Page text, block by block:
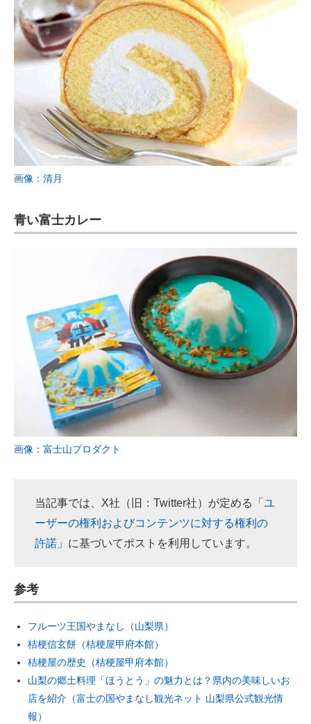
画像：清月
青い富士カレー
画像：富士山プロダクト
当記事では、X社（旧：Twitter社）が定める「 ユ
ーザーの権利およびコンテンツに対する権利の
許諾 」に基づいてポストを利用しています。
参考
フルーツ王国やまなし（山梨県）
桔梗信玄餅（桔梗屋甲府本館）
桔梗屋の歴史（桔梗屋甲府本館）
山梨の郷土料理「ほうとう」の魅力とは？県内の美味しいお
店を紹介（富士の国やまなし観光ネット 山梨県公式観光情
報）